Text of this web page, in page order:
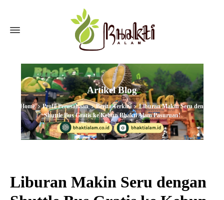
Artikel Blog
Home Profil Perusahaan Berita Terkini
Liburan Makin Seru dengan
Shuttle Bus Gratis ke Kebun Bhakti Alam Pasuruan!
Liburan Makin Seru dengan